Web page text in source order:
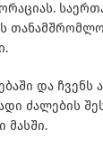
და
ძალების
მასში.